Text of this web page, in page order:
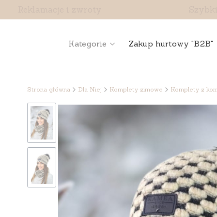
Kategorie Zakup hurtowy "B2B"
Strona główna Dla Niej Komplety zimowe Komplety z